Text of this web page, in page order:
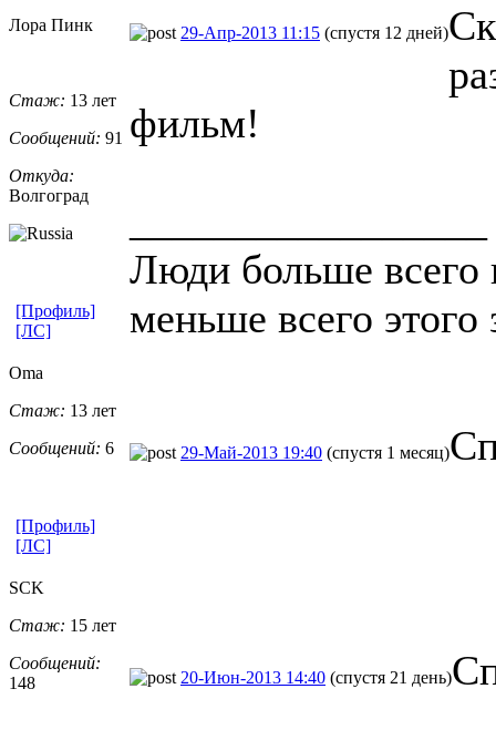
Лора Пинк
Стаж: 13 лет
Сообщений: 91
Откуда:
Волгоград
29-Апр-2013 11:15 (спустя 12 дней)
фильм!
Люди больше всего
меньше всего этого
[Профиль]
[ЛС]
Oma
Стаж: 13 лет
Сообщений: 6 29-Май-2013 19:40 (спустя 1 месяц)
[Профиль]
[ЛС]
SCK
Стаж: 15 лет
Сообщений:
148
20-Июн-2013 14:40 (спустя 21 день)